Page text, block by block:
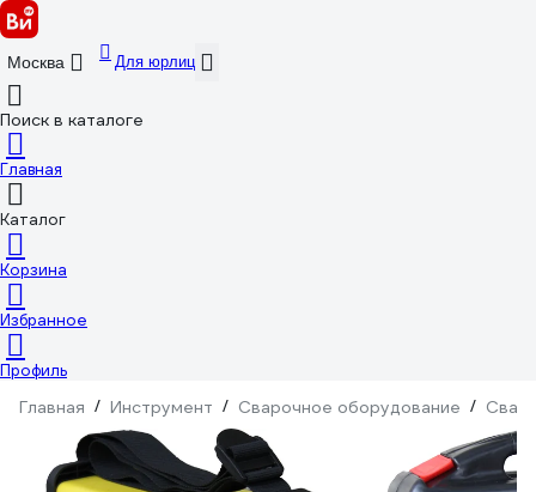
Москва Для юрлиц
Поиск в каталоге
Главная
Каталог
Корзина
Избранное
Профиль
Главная / Инструмент / Сварочное оборудование /